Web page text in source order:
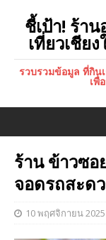
ชี้เป้า! ร้า
เที่ยวเชีย
รวบรวมข้อมูล ที่กิน
เพื่
ร้าน ข้าวซอ
จอดรถสะด
10 พฤศจิกายน 2025